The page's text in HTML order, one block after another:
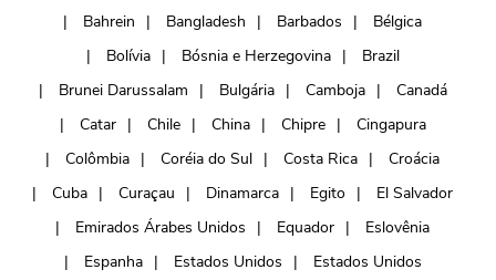
Bahrein
Bangladesh Barbados
Bélgica
Bolívia
Bósnia e Herzegovina
Brazil
Brunei Darussalam
Bulgária Camboja
Canadá
Catar
Chile China Chipre
Cingapura
Colômbia
Coréia do Sul Costa Rica
Croácia
Cuba
Curaçau Dinamarca Egito
El Salvador
Emirados Árabes Unidos
Equador
Eslovênia
Espanha
Estados Unidos
Estados Unidos